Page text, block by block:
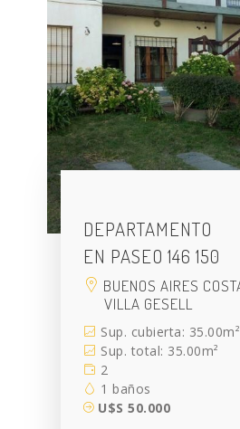
DEPARTAMENTO
EN PASEO 146 150
BUENOS AIRES
VILLA GESELL
Sup. cubierta: 35.00m²
Sup. total: 35.00m²
2
1 baños
U$S 50.000